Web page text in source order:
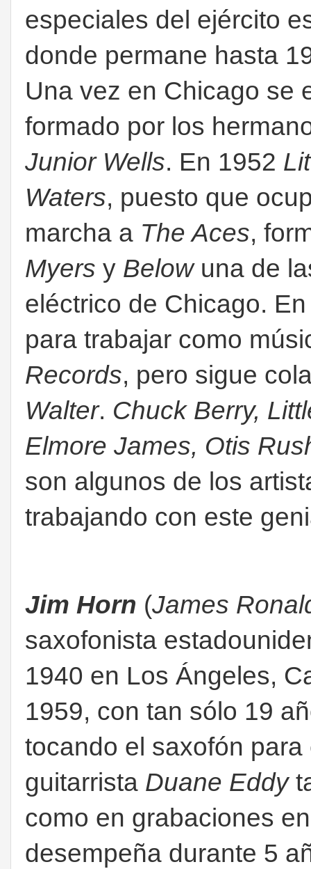
especiales del ejército
donde permane hasta
Una vez en Chicago se
formado por los
Junior Wells. En 1952
Waters, puesto que
marcha a The Aces,
Myers y Belowuna de
eléctrico de Chicago.
para trabajar como
Records, pero sigue
Walter. Chuck Berry,
Elmore James, Otis
son algunos de los
trabajando con este
Jim Horn (James
saxofonista
1940 en Los Ángeles,
1959, con tan sólo 19
tocando el saxofón para
guitarrista Duane Eddy
como en grabaciones
desempeña durante 5